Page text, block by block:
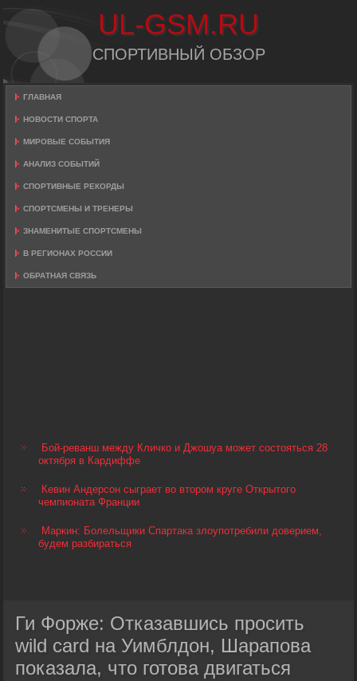
UL-GSM.RU
СПОРТИВНЫЙ ОБЗОР
ГЛАВНАЯ
НОВОСТИ СПОРТА
МИРОВЫЕ СОБЫТИЯ
АНАЛИЗ СОБЫТИЙ
СПОРТИВНЫЕ РЕКОРДЫ
СПОРТСМЕНЫ И ТРЕНЕРЫ
ЗНАМЕНИТЫЕ СПОРТСМЕНЫ
В РЕГИОНАХ РОССИИ
ОБРАТНАЯ СВЯЗЬ
Бой-реванш между Кличко и Джошуа может состояться 28
октября в Кардиффе
Кевин Андерсон сыграет во втором круге Открытого
чемпионата Франции
Маркин: Болельщики Спартака злоупотребили доверием,
будем разбираться
Ги Форже: Отказавшись просить
wild card на Уимблдон, Шарапова
показала, что готова двигаться